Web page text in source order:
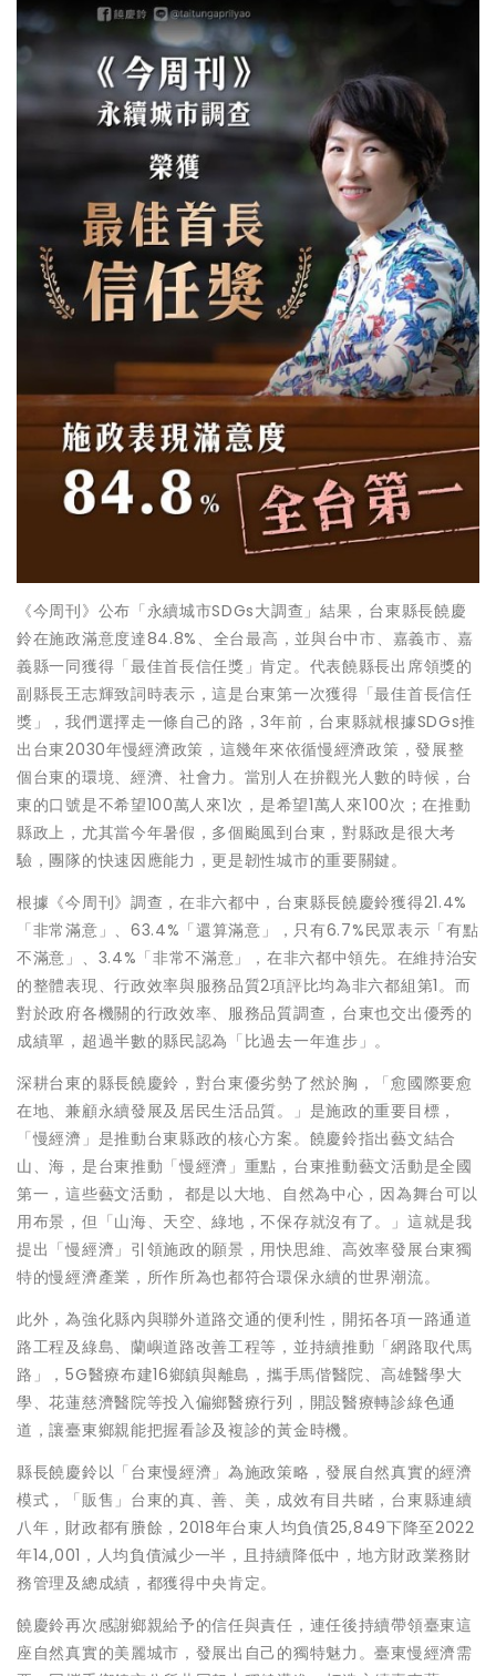
《今周刊》公布「永續城市SDGs大調查」結果，台東縣長饒慶
鈴在施政滿意度達84.8%、全台最高，並與台中市、嘉義市、嘉
義縣一同獲得「最佳首長信任獎」肯定。代表饒縣長出席領獎的
副縣長王志輝致詞時表示，這是台東第一次獲得「最佳首長信任
獎」，我們選擇走一條自己的路，3年前，台東縣就根據SDGs推
出台東2030年慢經濟政策，這幾年來依循慢經濟政策，發展整
個台東的環境、經濟、社會力。當別人在拚觀光人數的時候，台
東的口號是不希望100萬人來1次，是希望1萬人來100次；在推動
縣政上，尤其當今年暑假，多個颱風到台東，對縣政是很大考
驗，團隊的快速因應能力，更是韌性城市的重要關鍵。
根據《今周刊》調查，在非六都中，台東縣長饒慶鈴獲得21.4%
「非常滿意」、63.4%「還算滿意」，只有6.7%民眾表示「有點
不滿意」、3.4%「非常不滿意」，在非六都中領先。在維持治安
的整體表現、行政效率與服務品質2項評比均為非六都組第1。而
對於政府各機關的行政效率、服務品質調查，台東也交出優秀的
成績單，超過半數的縣民認為「比過去一年進步」。
深耕台東的縣長饒慶鈴，對台東優劣勢了然於胸，「愈國際要愈
在地、兼顧永續發展及居民生活品質。」是施政的重要目標，
「慢經濟」是推動台東縣政的核心方案。饒慶鈴指出藝文結合
山、海，是台東推動「慢經濟」重點，台東推動藝文活動是全國
第一，這些藝文活動， 都是以大地、自然為中心，因為舞台可以
用布景，但「山海、天空、綠地，不保存就沒有了。」這就是我
提出「慢經濟」引領施政的願景，用快思維、高效率發展台東獨
特的慢經濟產業，所作所為也都符合環保永續的世界潮流。
此外，為強化縣內與聯外道路交通的便利性，開拓各項一路通道
路工程及綠島、蘭嶼道路改善工程等，並持續推動「網路取代馬
路」，5G醫療布建16鄉鎮與離島，攜手馬偕醫院、高雄醫學大
學、花蓮慈濟醫院等投入偏鄉醫療行列，開設醫療轉診綠色通
道，讓臺東鄉親能把握看診及複診的黃金時機。
縣長饒慶鈴以「台東慢經濟」為施政策略，發展自然真實的經濟
模式，「販售」台東的真、善、美，成效有目共睹，台東縣連續
八年，財政都有賸餘，2018年台東人均負債25,849下降至2022
年14,001，人均負債減少一半，且持續降低中，地方財政業務財
務管理及總成績，都獲得中央肯定。
饒慶鈴再次感謝鄉親給予的信任與責任，連任後持續帶領臺東這
座自然真實的美麗城市，發展出自己的獨特魅力。臺東慢經濟需